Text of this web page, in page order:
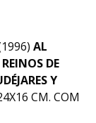
AL
DE
Y
CM. COM